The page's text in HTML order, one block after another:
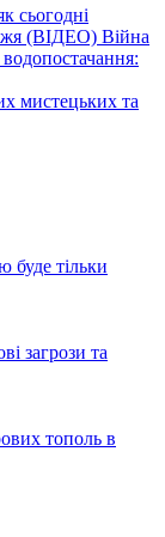
сьогодні
(ВІДЕО) Війна
мистецьких та
буде тільки
загрози та
тополь в